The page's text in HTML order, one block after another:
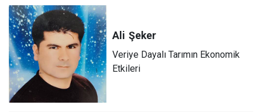
Ali Şeker
Veriye Dayalı Tarımın Ekonomik
Etkileri